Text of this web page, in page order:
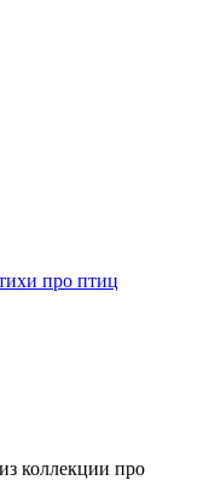
про птиц